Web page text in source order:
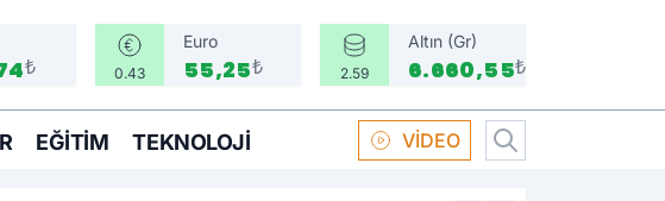
₺ 0.43
Euro
55,25₺ 2.59
Altın (Gr)
6.660,55₺
EĞITIM TEKNOLOJI VİDEO